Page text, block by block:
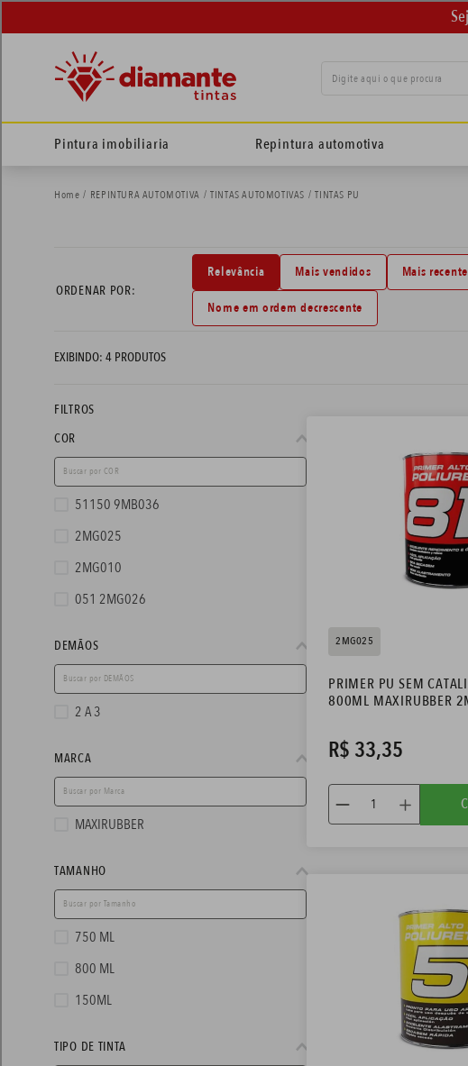
Pintura imobiliaria Repintura automotiva
REPINTURA AUTOMOTIVA TINTAS AUTOMOTIVAS TINTAS PU
ORDENAR POR
Relevância Mais vendidos Mais
Nome em ordem decrescente
4 PRODUTOS
FILTROS
COR
51150 9MB036
2MG025
2MG010
051 2MG026
DEMÃOS
2 A 3
MARCA
MAXIRUBBER
TAMANHO
750 ML
800 ML
150ML
TIPO DE TINTA
2MG025
PRIMER PU SEM
800ML MAXIRUBBER
R$ 33,35
termos mais buscados
tinta suvinil
tinta branca
tinta piso
9º tinta esmalte